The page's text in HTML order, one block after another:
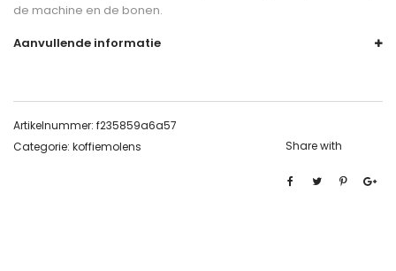
de machine en de bonen.
Aanvullende informatie
Artikelnummer: f235859a6a57
Categorie: koffiemolens Share with